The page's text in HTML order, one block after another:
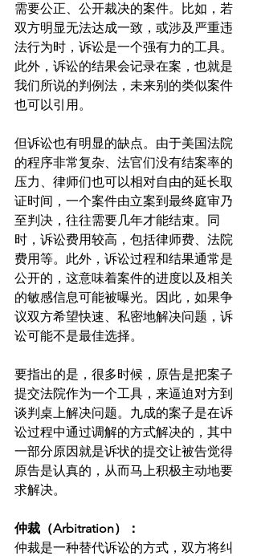
需要公正、公开裁决的案件。比如，若
双方明显无法达成一致，或涉及严重违
法行为时，诉讼是一个强有力的工具。
此外，诉讼的结果会记录在案，也就是
我们所说的判例法，未来别的类似案件
也可以引用。
但诉讼也有明显的缺点。由于美国法院
的程序非常复杂、法官们没有结案率的
压力、律师们也可以相对自由的延长取
证时间，一个案件由立案到最终庭审乃
至判决，往往需要几年才能结束。同
时，诉讼费用较高，包括律师费、法院
费用等。此外，诉讼过程和结果通常是
公开的，这意味着案件的进度以及相关
的敏感信息可能被曝光。因此，如果争
议双方希望快速、私密地解决问题，诉
讼可能不是最佳选择。
要指出的是，很多时候，原告是把案子
提交法院作为一个工具，来逼迫对方到
谈判桌上解决问题。九成的案子是在诉
讼过程中通过调解的方式解决的，其中
一部分原因就是诉状的提交让被告觉得
原告是认真的，从而马上积极主动地要
求解决。
仲裁（Arbitration）：
仲裁是一种替代诉讼的方式，双方将纠